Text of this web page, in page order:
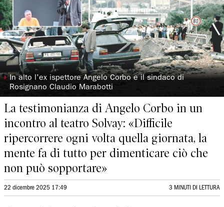
◗In alto l'ex ispettore Angelo Corbo e il sindaco di
Rosignano Claudio Marabotti
La testimonianza di Angelo Corbo in un
incontro al teatro Solvay: «Difficile
ripercorrere ogni volta quella giornata, la
mente fa di tutto per dimenticare ciò che
non può sopportare»
22 dicembre 2025 17:49 3 MINUTI DI LETTURA